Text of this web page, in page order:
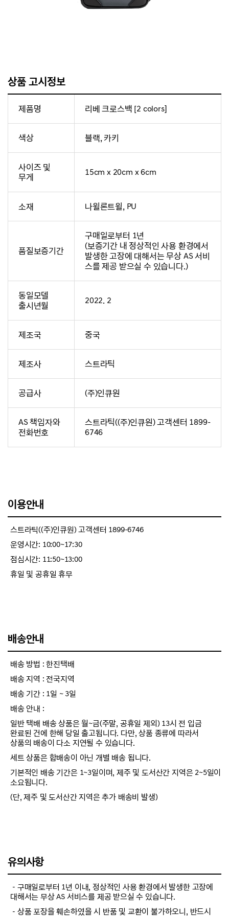
상품 고시정보
제품명 리베 크로스백 [2 colors]
색상 블랙, 카키
사이즈 및
무게
15cm x 20cm x 6cm
소재 나윌론트윌, PU
품질보증기간
구매일로부터 1년
(보증기간 내 정상적인 사용 환경에서
발생한 고장에 대해서는 무상 AS 서비
스를 제공 받으실 수 있습니다.)
동일모델
출시년월
2022. 2
제조국 중국
제조사 스트라틱
공급사 (주)인큐원
AS 책임자와
전화번호
스트라틱((주)인큐원) 고객센터 1899-
6746
이용안내
스트라틱((주)인큐원) 고객센터 1899-6746
운영시간: 10:00~17:30
점심시간: 11:50~13:00
휴일 및 공휴일 휴무
배송안내
배송 방법 : 한진택배
배송 지역 : 전국지역
배송 기간 : 1일 ~ 3일
배송 안내 :
일반 택배 배송 상품은 월~금(주말, 공휴일 제외) 13시 전 입금
완료된 건에 한해 당일 출고됩니다. 다만, 상품 종류에 따라서
상품의 배송이 다소 지연될 수 있습니다.
세트 상품은 합배송이 아닌 개별 배송 됩니다.
기본적인 배송 기간은 1~3일이며, 제주 및 도서산간 지역은 2~5일이
소요됩니다.
(단, 제주 및 도서산간 지역은 추가 배송비 발생)
유의사항
－구매일로부터 1년 이내, 정상적인 사용 환경에서 발생한 고장에
대해서는 무상 AS 서비스를 제공 받으실 수 있습니다.
－상품 포장을 훼손하였을 시 반품 및 교환이 불가하오니, 반드시